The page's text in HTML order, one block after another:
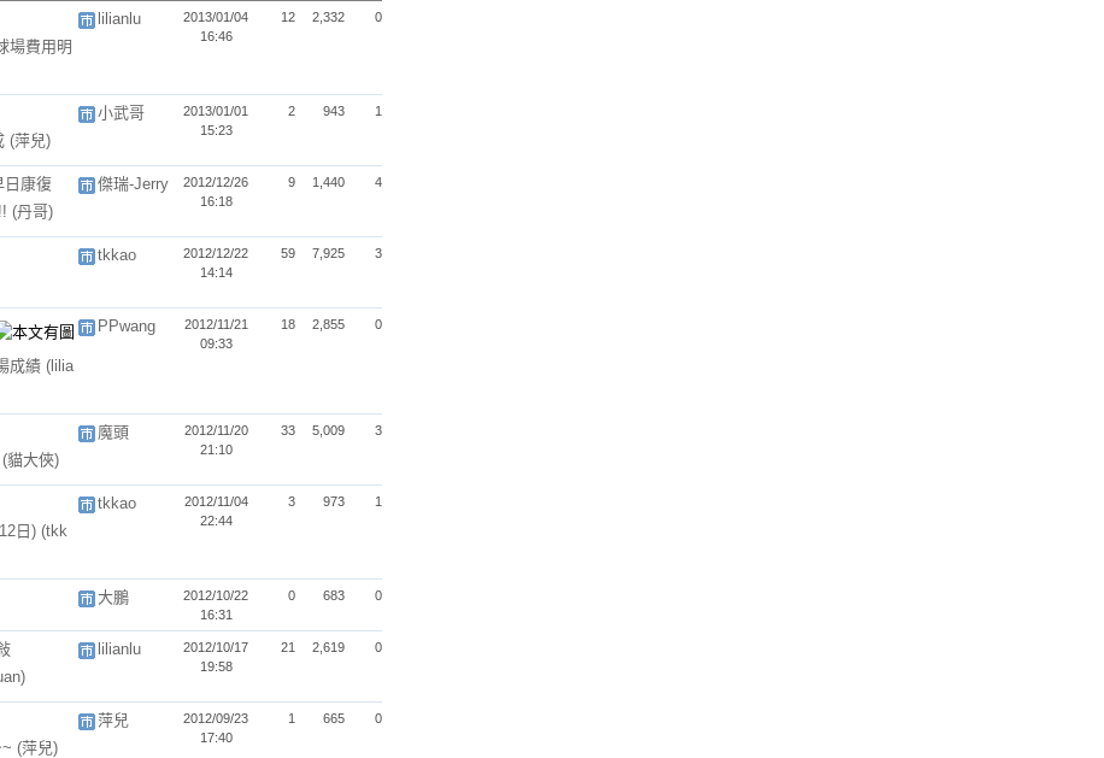
場費用明
lilianlu
2013/01/04
16:46
12 2,332 0
(萍兒)
小武哥
2013/01/01
15:23
2 943 1
日康復
(丹哥)
傑瑞-Jerry
2012/12/26
16:18
9 1,440 4
tkkao
2012/12/22
14:14
59 7,925 3
成績 (lilia
PPwang
2012/11/21
09:33
18 2,855 0
(貓大俠)
魔頭
2012/11/20
21:10
33 5,009 3
日) (tkk
tkkao
2012/11/04
22:44
3 973 1
大鵬
2012/10/22
16:31
0 683 0
lilianlu
2012/10/17
19:58
21 2,619 0
(萍兒)
萍兒
2012/09/23
17:40
1 665 0